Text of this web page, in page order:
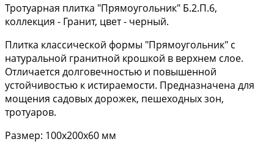
Тротуарная плитка "Прямоугольник" Б.2.П.6,
коллекция - Гранит, цвет - черный.
Плитка классической формы "Прямоугольник" с
натуральной гранитной крошкой в верхнем слое.
Отличается долговечностью и повышенной
устойчивостью к истираемости. Предназначена для
мощения садовых дорожек, пешеходных зон,
тротуаров.
Размер: 100х200х60 мм